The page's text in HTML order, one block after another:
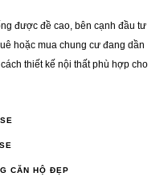
được đề cao, bên cạnh đầu tư
hoặc mua chung cư đang dần
thiết kế nội thất phù hợp cho
CĂN HỘ ĐẸP